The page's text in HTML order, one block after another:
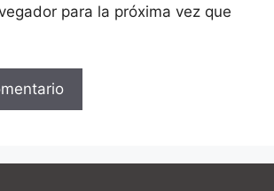
para la próxima vez que